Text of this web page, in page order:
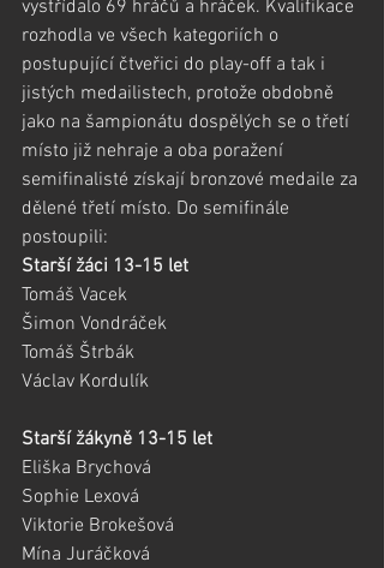
vystřídalo 69 hráčů a hráček. Kvalifikace
rozhodla ve všech kategoriích o
postupující čtveřici do play-off a tak i
jistých medailistech, protože obdobně
jako na šampionátu dospělých se o třetí
místo již nehraje a oba poražení
semifinalisté získají bronzové medaile za
dělené třetí místo. Do semifinále
postoupili:
Starší žáci 13-15 let
Tomáš Vacek
Šimon Vondráček
Tomáš Štrbák
Václav Kordulík
Starší žákyně 13-15 let
Eliška Brychová
Sophie Lexová
Viktorie Brokešová
Mína Juráčková